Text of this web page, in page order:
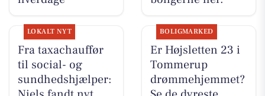
LOKALT NYT
Fra taxachauffør
til social- og
sundhedshjælper:
BOLIGMARKED
Er Højsletten 23 i
Tommerup
drømmehjemmet?